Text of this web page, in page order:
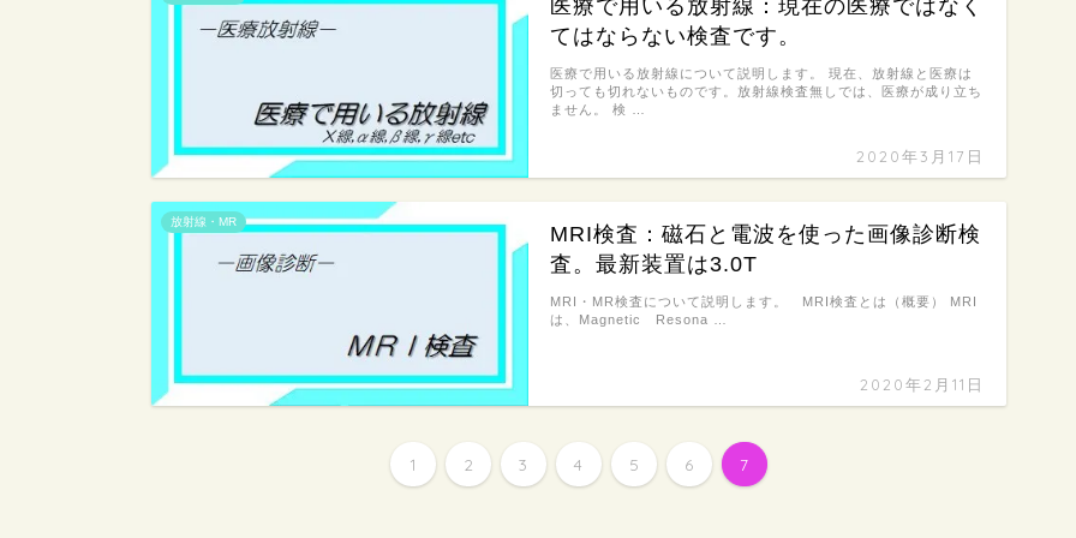
医療で用いる放射線：現在の医療ではなく
てはならない検査です。
2020年3月17日
医療で用いる放射線について説明します。 現在、放射線と医療は
切っても切れないものです。放射線検査無しでは、医療が成り立ち
ません。 検 …
放射線・MR
MRI検査：磁石と電波を使った画像診断検
査。最新装置は3.0T
2020年2月11日
MRI・MR検査について説明します。 MRI検査とは（概要） MRI
は、Magnetic Resona …
1 2 3 4 5 6 7